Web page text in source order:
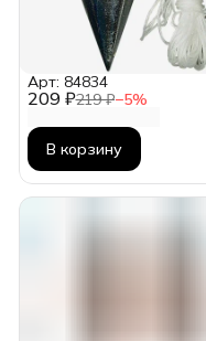
209 ₽219 ₽−5%
Арт: 84834
В корзину